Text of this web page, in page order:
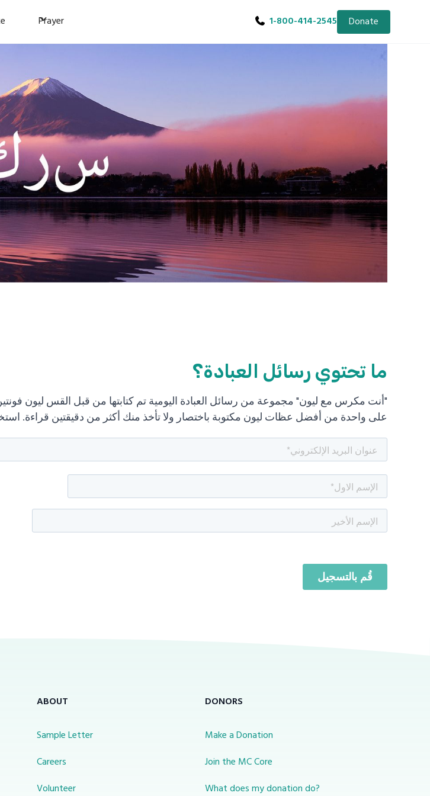
Prayer 1-800-414-2545 Donate
ما تحتوي رسائل العبادة؟
"أنت مكرس مع ليون" مجموعة من رسائل العبادة اليومية تم كتابتها من قبل القس ليون
على واحدة من أفضل عظات ليون مكتوبة باختصار ولا تأخذ منك أكثر من دقيقتين قراءة.
ABOUT
Sample Letter
Careers
Volunteer
DONORS
Make a Donation
Join the MC Core
What does my donation do?